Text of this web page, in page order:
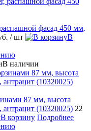
фасад 450 мм,
/ шт
В
В наличии
87 мм, высота
(10320025) 22
В корзину Подробнее